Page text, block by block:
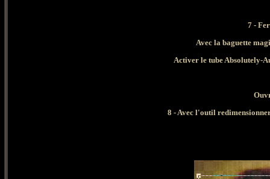
7 -
Avec la baguette
Activer le tube Absolutely-
8 - Avec l'outil